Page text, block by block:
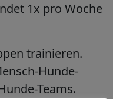
1x pro Woche
trainieren.
Hunde-
Teams.